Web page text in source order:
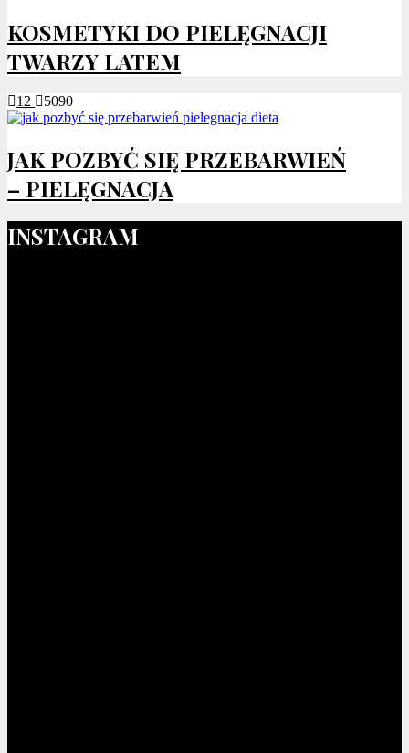
KOSMETYKI DO PIELĘGNACJI
TWARZY LATEM
12 5090
JAK POZBYĆ SIĘ PRZEBARWIEŃ
– PIELĘGNACJA
INSTAGRAM